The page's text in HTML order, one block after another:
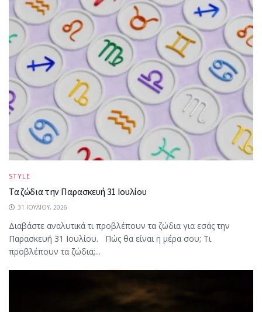
STYLE
Τα ζώδια την Παρασκευή 31 Ιουλίου
31 ΙΟΥΛΊΟΥ, 2026
Διαβάστε αναλυτικά τι προβλέπουν τα ζώδια για εσάς την
Παρασκευή 31 Ιουλίου. Πώς θα είναι η μέρα σου; Τι
προβλέπουν τα ζώδια;...